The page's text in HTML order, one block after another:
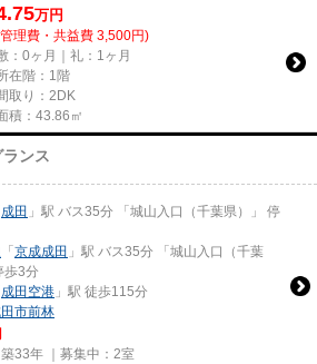
万円
理費・共益費 3,500円)
：0ヶ月｜礼：1ヶ月
在階：1階
取り：2DK
積：43.86㎡
ンス
成田 」駅 バス35分 「城山入口（千葉県）」 停
「京成成田 」駅 バス35分 「城山入口（千葉
歩3分
成田空港 」駅 徒歩115分
市前林
33年 ｜募集中： 2室